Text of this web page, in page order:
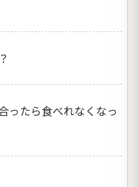
たら食べれなくなっ